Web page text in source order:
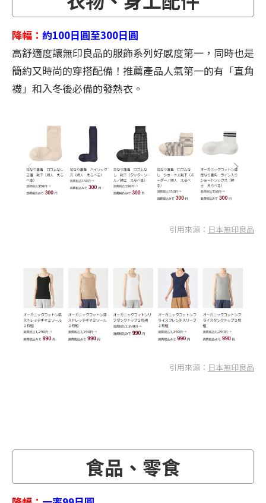
降幅： 約100日圓至300日圓
高舒適度讓無印良品的服飾系列好感度第一，同時也是
簡約又時尚的穿搭配備！推薦產品人氣第一的有「直角
襪」和入冬後必備的發熱衣。
引用來源： 日本無印良品
引用來源： 日本無印良品
食品、零食